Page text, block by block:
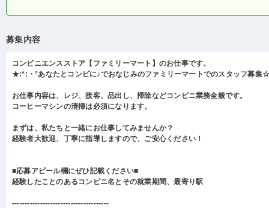
募集内容
コンビニエンスストア【ファミリーマート】のお仕事です。
★:*:・°あなたとコンビに♪でおなじみのファミリーマートでのスタッフ募集
お仕事内容は、レジ、接客、品出し、掃除などコンビニ業務全般です。
コーヒーマシンの清掃は必須になります。
まずは、私たちと一緒にお仕事してみませんか？
経験者大歓迎、丁寧に指導しますので、ご安心ください！
■応募アピール欄にぜひ記載ください■
経験したことのあるコンビニ名とその就業期間、最寄り駅
--------------------------------------